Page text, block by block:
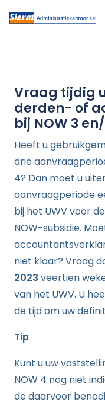
Vraag tijdig
derden- of
bij NOW 3
Heeft u
drie
4? Dan moet u
aanvraagperiode
bij het UWV voor
NOW-subsidie.
niet klaar? Vraag
2023 veertien
van het UWV. U
de tijd om uw
Tip
Kunt u uw
NOW 4 nog niet
de daarvoor